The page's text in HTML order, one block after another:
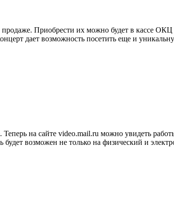
Приобрести их можно будет в кассе
дает возможность посетить еще и
на сайте video.mail.ru можно увидеть
возможен не только на физический и